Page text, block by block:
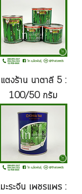
แตงร้าน นาตาลี 5 :
100/50 กรัม
มะระจีน เพชรแพร :